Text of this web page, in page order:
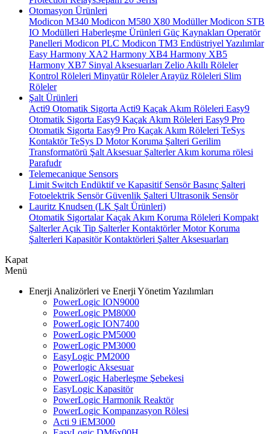
Otomasyon Ürünleri
Modicon M340 Modicon M580 X80 ModüllerModicon STB
IO Modülleri Haberleşme Ürünleri Güç Kaynakları Operatör
Panelleri Modicon PLC Modicon TM3 Endüstriyel Yazılımlar
Easy Harmony XA2 Harmony XB4 Harmony XB5
Harmony XB7 Sinyal Aksesuarları Zelio Akıllı Röleler
Kontrol Röleleri Minyatür RölelerArayüz Röleleri Slim
Röleler
Şalt Ürünleri
Acti9 Otomatik Sigorta Acti9 Kaçak Akım Röleleri Easy9
Otomatik Sigorta Easy9 Kaçak Akım Röleleri Easy9 Pro
Otomatik Sigorta Easy9 Pro Kaçak Akım Röleleri TeSys
KontaktörTeSys D Motor Koruma Şalteri Gerilim
Transformatörü Şalt Aksesuar ŞalterlerAkım koruma rölesi
Parafudr
Telemecanique Sensors
Limit Switch Endüktif ve Kapasitif SensörBasınç Şalteri
Fotoelektrik SensörGüvenlik Şalteri Ultrasonik Sensör
Lauritz Knudsen (LK Şalt Ürünleri)
Otomatik SigortalarKaçak Akım Koruma Röleleri Kompakt
ŞalterlerAçık Tip ŞalterlerKontaktörlerMotor Koruma
Şalterleri Kapasitör Kontaktörleri Şalter Aksesuarları
Kapat
Menü
Enerji Analizörleri ve Enerji Yönetim Yazılımları
PowerLogic ION9000
PowerLogic PM8000
PowerLogic ION7400
PowerLogic PM5000
PowerLogic PM3000
EasyLogic PM2000
Powerlogic Aksesuar
PowerLogic Haberleşme Şebekesi
EasyLogic Kapasitör
PowerLogic Harmonik Reaktör
PowerLogic Kompanzasyon Rölesi
Acti 9 iEM3000